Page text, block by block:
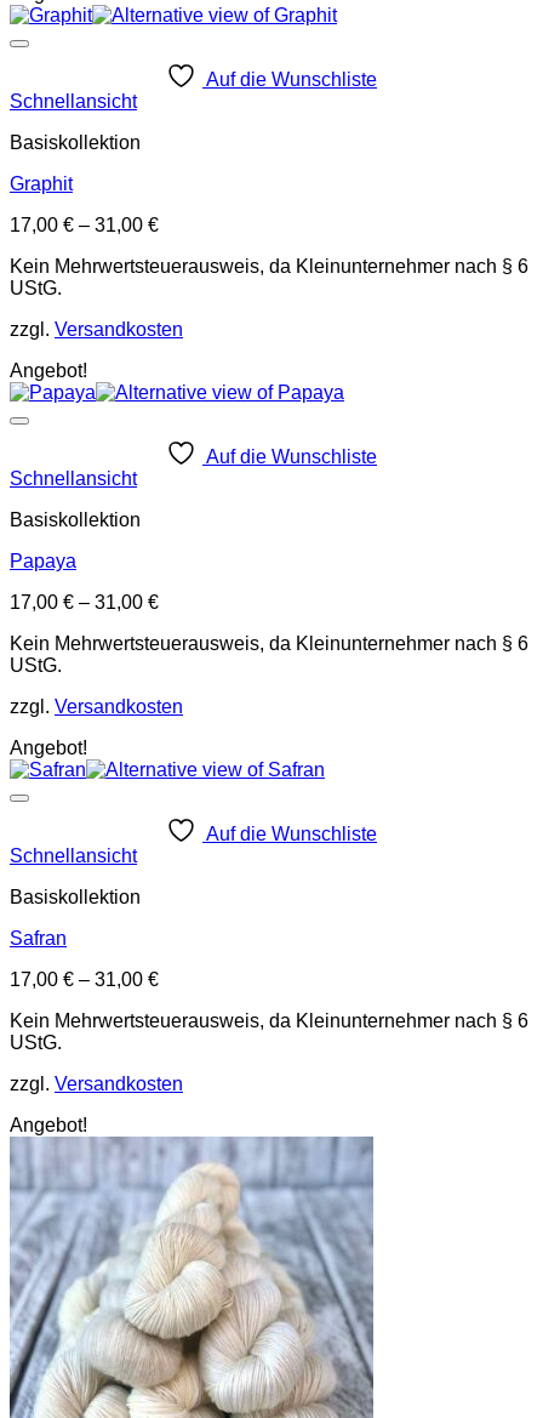
Auf die Wunschliste
Schnellansicht
Basiskollektion
Graphit
17,00 € – 31,00 €
Kein Mehrwertsteuerausweis, da Kleinunternehmer nach § 6
UStG.
zzgl. Versandkosten
Angebot!
Auf die Wunschliste
Schnellansicht
Basiskollektion
Papaya
17,00 € – 31,00 €
Kein Mehrwertsteuerausweis, da Kleinunternehmer nach § 6
UStG.
zzgl. Versandkosten
Angebot!
Auf die Wunschliste
Schnellansicht
Basiskollektion
Safran
17,00 € – 31,00 €
Kein Mehrwertsteuerausweis, da Kleinunternehmer nach § 6
UStG.
zzgl. Versandkosten
Angebot!